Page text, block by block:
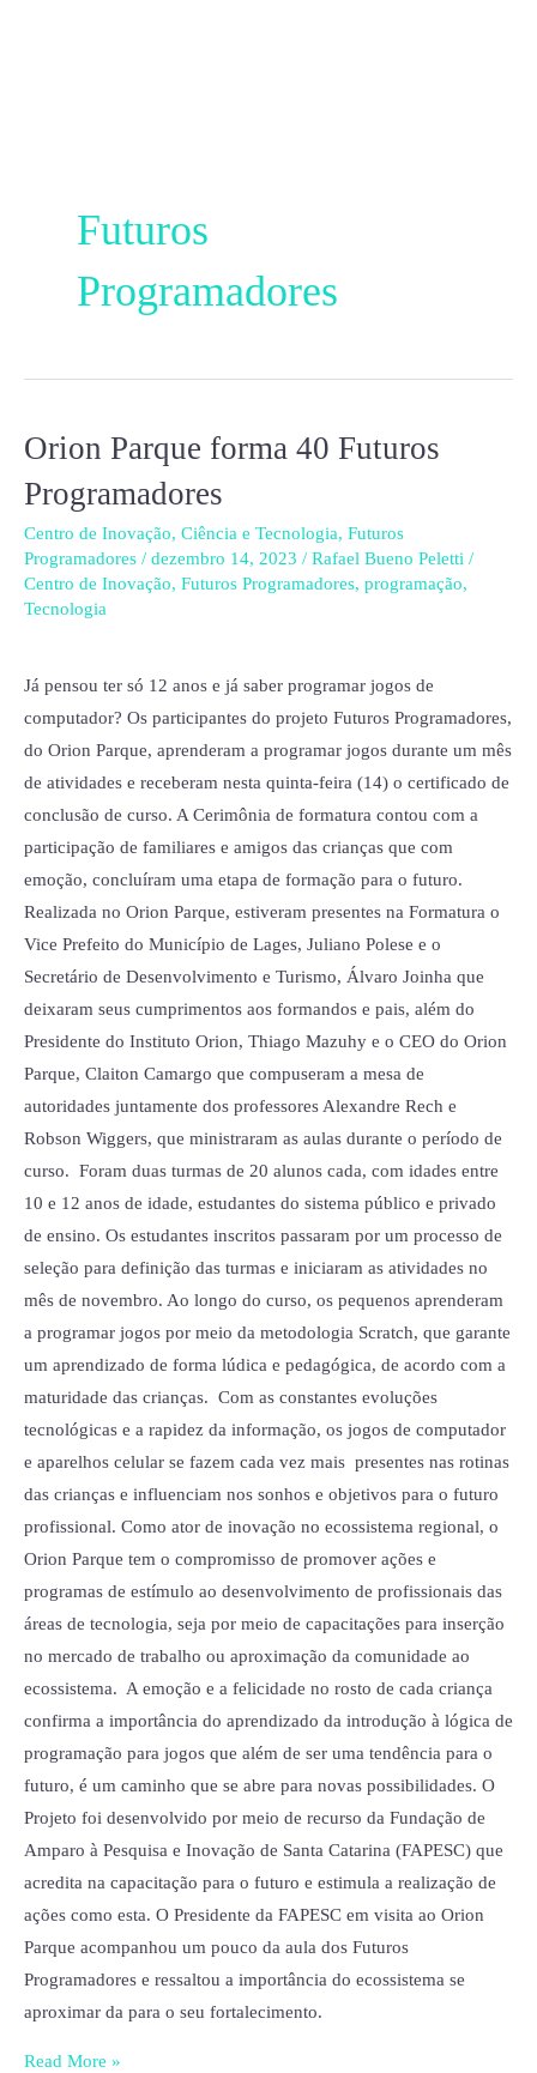
Futuros
Programadores
Orion Parque forma 40 Futuros
Programadores
Centro de Inovação, Ciência e Tecnologia, Futuros
Programadores / dezembro 14, 2023 / Rafael Bueno Peletti /
Centro de Inovação, Futuros Programadores, programação,
Tecnologia
Já pensou ter só 12 anos e já saber programar jogos de
computador? Os participantes do projeto Futuros Programadores,
do Orion Parque, aprenderam a programar jogos durante um mês
de atividades e receberam nesta quinta-feira (14) o certificado de
conclusão de curso. A Cerimônia de formatura contou com a
participação de familiares e amigos das crianças que com
emoção, concluíram uma etapa de formação para o futuro.
Realizada no Orion Parque, estiveram presentes na Formatura o
Vice Prefeito do Município de Lages, Juliano Polese e o
Secretário de Desenvolvimento e Turismo, Álvaro Joinha que
deixaram seus cumprimentos aos formandos e pais, além do
Presidente do Instituto Orion, Thiago Mazuhy e o CEO do Orion
Parque, Claiton Camargo que compuseram a mesa de
autoridades juntamente dos professores Alexandre Rech e
Robson Wiggers, que ministraram as aulas durante o período de
curso. Foram duas turmas de 20 alunos cada, com idades entre
10 e 12 anos de idade, estudantes do sistema público e privado
de ensino. Os estudantes inscritos passaram por um processo de
seleção para definição das turmas e iniciaram as atividades no
mês de novembro. Ao longo do curso, os pequenos aprenderam
a programar jogos por meio da metodologia Scratch, que garante
um aprendizado de forma lúdica e pedagógica, de acordo com a
maturidade das crianças. Com as constantes evoluções
tecnológicas e a rapidez da informação, os jogos de computador
e aparelhos celular se fazem cada vez mais presentes nas rotinas
das crianças e influenciam nos sonhos e objetivos para o futuro
profissional. Como ator de inovação no ecossistema regional, o
Orion Parque tem o compromisso de promover ações e
programas de estímulo ao desenvolvimento de profissionais das
áreas de tecnologia, seja por meio de capacitações para inserção
no mercado de trabalho ou aproximação da comunidade ao
ecossistema. A emoção e a felicidade no rosto de cada criança
confirma a importância do aprendizado da introdução à lógica de
programação para jogos que além de ser uma tendência para o
futuro, é um caminho que se abre para novas possibilidades. O
Projeto foi desenvolvido por meio de recurso da Fundação de
Amparo à Pesquisa e Inovação de Santa Catarina (FAPESC) que
acredita na capacitação para o futuro e estimula a realização de
ações como esta. O Presidente da FAPESC em visita ao Orion
Parque acompanhou um pouco da aula dos Futuros
Programadores e ressaltou a importância do ecossistema se
aproximar da para o seu fortalecimento.
Orion
forma
40
Futuros
Programadores
Read More »